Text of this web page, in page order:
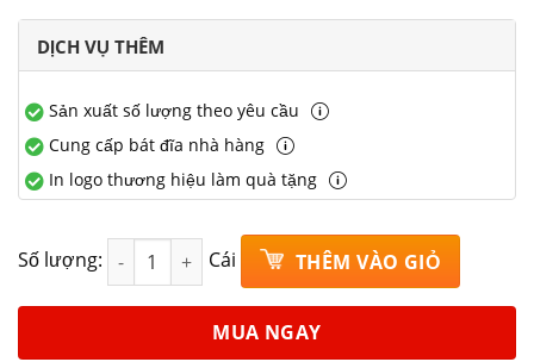
DỊCH VỤ THÊM
Sản xuất số lượng theo yêu cầu
Cung cấp bát đĩa nhà hàng
In logo thương hiệu làm quà tặng
Số lượng: Bát mắm men nâu gốm sứ Bát Tràng Rộng 10cm x
Cái THÊM VÀO GIỎ
MUA NGAY